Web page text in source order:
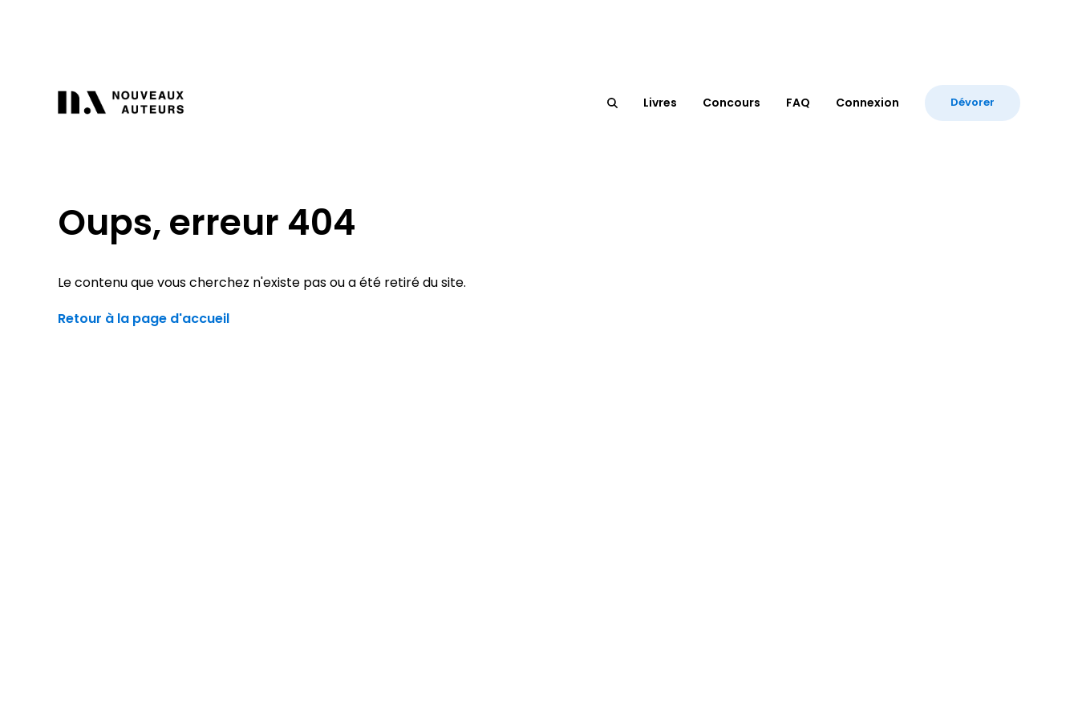
Livres Concours FAQ Connexion Dévorer
Oups, erreur 404
Le contenu que vous cherchez n'existe pas ou a été retiré du site.
Retour à la page d'accueil